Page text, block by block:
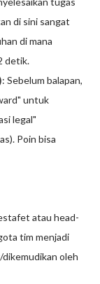
di sini sangat
di mana
detik.
: Sebelum balapan,
untuk
legal"
Poin bisa
atau head-
tim menjadi
oleh